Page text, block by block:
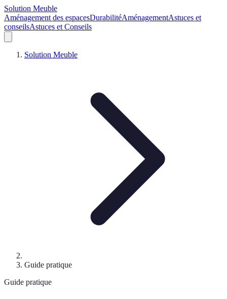
Solution Meuble
Aménagement des espacesDurabilitéAménagementAstuces et
conseilsAstuces et Conseils
Solution Meuble
Guide pratique
Guide pratique